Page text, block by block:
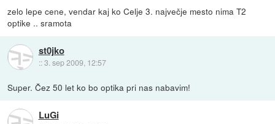
zelo lepe cene, vendar kaj ko Celje 3. največje mesto nima T2
optike .. sramota
st0jko
::3. sep 2009, 12:57
Super. Čez 50 let ko bo optika pri nas nabavim!
LuGi